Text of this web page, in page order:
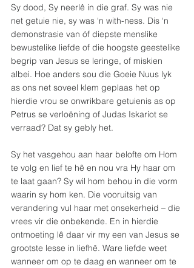
Sy dood, Sy neerlê in die graf. Sy was nie
net getuie nie, sy was ‘n with-ness. Dis ‘n
demonstrasie van óf diepste menslike
bewustelike liefde of die hoogste geestelike
begrip van Jesus se leringe, of miskien
albei. Hoe anders sou die Goeie Nuus lyk
as ons net soveel klem geplaas het op
hierdie vrou se onwrikbare getuienis as op
Petrus se verloëning of Judas Iskariot se
verraad? Dat sy gebly het.
Sy het vasgehou aan haar belofte om Hom
te volg en lief te hê en nou vra Hy haar om
te laat gaan? Sy wil hom behou in die vorm
waarin sy hom ken. Die vooruitsig van
verandering vul haar met onsekerheid – die
vrees vir die onbekende. En in hierdie
ontmoeting lê daar vir my een van Jesus se
grootste lesse in liefhê. Ware liefde weet
wanneer om op te daag en wanneer om te